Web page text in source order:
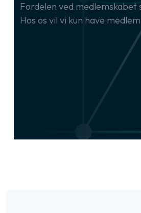
Fordelen ved medlemskabet
Hos os vil vi kun have